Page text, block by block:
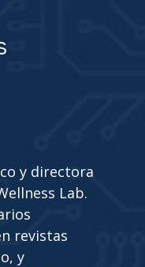
y directora
Lab.
revistas
y